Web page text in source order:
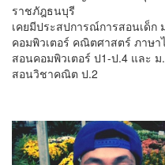
ราชภัฎธนบุรี
เคยมีประสปการณ์การสอนเด็
คอมพิวเตอร์ คณิตศาสตร์ ภาษา
สอนคอมพิวเตอร์ ป1-ป.4 และ ม
สอนวิชาคณิต ป.2